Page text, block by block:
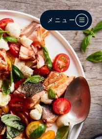
メニュー